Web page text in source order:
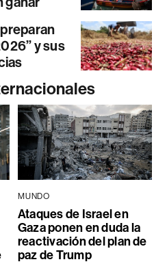
y sus
MUNDO
Ataques de Israel en
Gaza ponen en duda la
reactivación del plan de
paz de Trump